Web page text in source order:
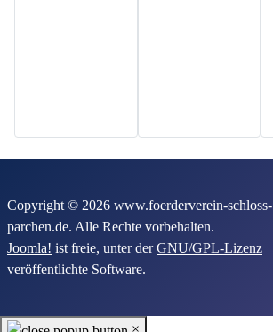
Copyright © 2026 www.foerderverein-schloss-
parchen.de. Alle Rechte vorbehalten.
Joomla! ist freie, unter derGNU/GPL-Lizenz
veröffentlichte Software.